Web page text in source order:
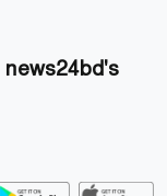
news24bd's